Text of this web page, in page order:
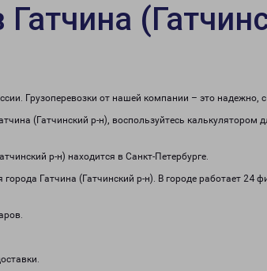
Гатчина
Грузоперевозки от нашей компании – это
(Гатчинский р-н), воспользуйтесь
р-н) находится в Санкт-Петербурге.
Гатчина (Гатчинский р-н). В городе работает 24